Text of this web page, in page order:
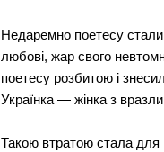
Недаремно поетесу
любові, жар свого
поетесу розбитою і
Українка — жінка з
Такою втратою стала для